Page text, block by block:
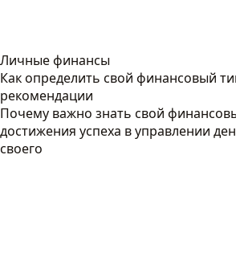
Личные финансы
Как определить свой финансовый
рекомендации
Почему важно знать свой
достижения успеха в управлении
своего